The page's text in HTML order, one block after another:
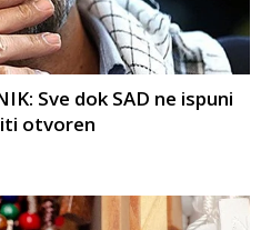
Sve dok SAD ne ispuni
otvoren